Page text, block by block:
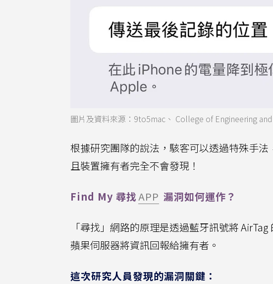
圖片及資料來源：9to5mac、 College of Engineering
根據研究團隊的說法，駭客可以透過特殊手
且裝置擁有者完全不會發現！
Find My 尋找 APP 漏洞如何運作？
「尋找」網路的原理是透過藍牙訊號將
蘋果伺服器將資訊回報給擁有者。
這次研究人員發現的漏洞關鍵：